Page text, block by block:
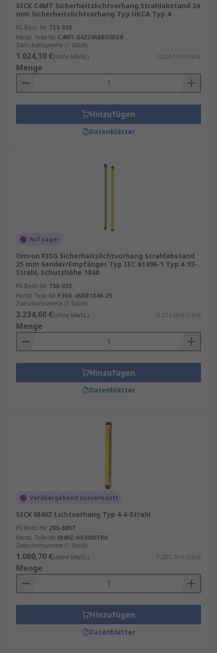
Fingerauflösung (14 mm)
Handauflösung (30 mm)
Körper- oder Zugangsschutz
Mess- und Automatisierungs-Lichtvorhänge
Diese Modelle messen präzise Abmessungen
oder erkennen Objekte – perfekt für Fertigung
Mehrstrahl-Lichtschranken: Ideal für
Zutrittskontrolle oder Bereichssicherung. Durch
passende Modell für Ihre Anwendung zu finden:
des Überwachungsbereichs benötigen Sie
unterschiedliche Schutzfeldhöhen und Scan-
Distanzen. Für lange Maschinenlinien ist eine
große Reichweite essenziell.
Auflösung (mm) : Sie bestimmt, wie fein der
Lichtvorhang erkennt – wichtig bei
Messaufgaben oder Fingerschutz.
Sicherheitsanforderung / Performance Level:
Für sicherheitskritische Anwendungen müssen
Lichtvorhänge zertifiziert sein (z. B. PL e).
sind robuste Schutzarten wie IP65 / IP67.
einfache Verdrahtung
Kompatibilität mit vorhandenen
Steuerungen
Montage und Inbetriebnahme
Systeme bieten Plug-and-Play, integrierte
Diagnose und LED-Anzeigen für eine einfache
Installation.
Merkmale und Eigenschaften von
Lichtvorhängen
SICK C4MT Sicherheitslichtvorhang Strahlabstand 24
mm Sicherheitslichtvorhang Typ UKCA Typ 4
RS Best.-Nr. 723-939
Herst. Teile-Nr. C4MT-04224ABB03DE0
Zwischensumme (1 Stück)
1.024,10 €(ohne MwSt.) 1.024,10 €/Stück
Menge
Hinzufügen
Datenblätter
Auf Lager
Omron F3SG Sicherheitslichtvorhang Strahlabstand
25 mm Sender/Empfänger Typ IEC 61496-1 Typ 4 92-
Strahl, Schutzhöhe 1840
RS Best.-Nr. 736-035
Herst. Teile-Nr. F3SG-4SRB1840-25
Zwischensumme (1 Stück)
3.234,60 €(ohne MwSt.) 3.234,60 €/Stück
Menge
Hinzufügen
Datenblätter
Vorübergehend ausverkauft
SICK M40Z Lichtvorhang Typ 4 4-Strahl
RS Best.-Nr. 285-8857
Herst. Teile-Nr. M40Z-043000TR0
Zwischensumme (1 Stück)
1.080,70 €(ohne MwSt.) 1.080,70 €/Stück
Menge
Hinzufügen
Datenblätter